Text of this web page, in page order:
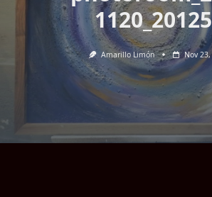
Amarillo Limón Nov